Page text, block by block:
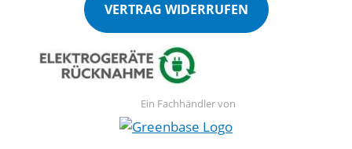
VERTRAG WIDERRUFEN
Ein Fachhändler von